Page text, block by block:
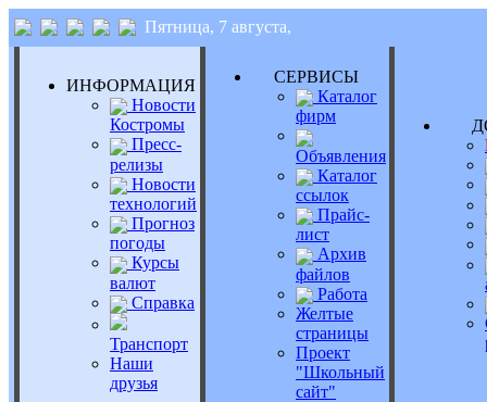
Пятница, 7 августа,
ИНФОРМАЦИЯ
Новости
Костромы
Пресс-
релизы
Новости
технологий
Прогноз
погоды
Курсы
валют
Справка
Транспорт
Наши
друзья
СЕРВИСЫ
Каталог
фирм
Объявления
Каталог
ссылок
Прайс-
лист
Архив
файлов
Работа
Желтые
страницы
Проект
"Школьный
сайт"